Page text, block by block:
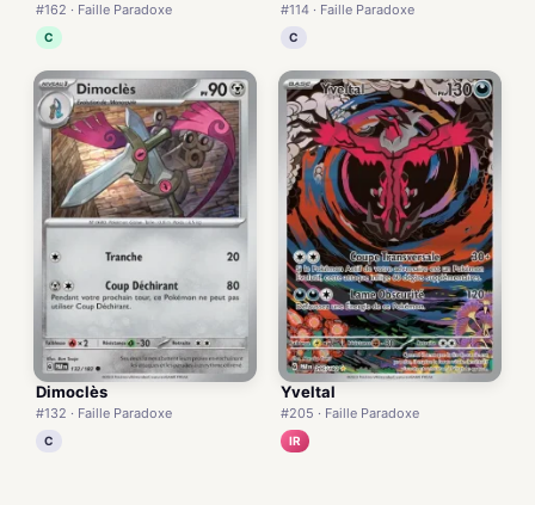
#162 · Faille Paradoxe
C
#114 · Faille Paradoxe
C
Dimoclès
#132 · Faille Paradoxe
C
Yveltal
#205 · Faille Paradoxe
IR